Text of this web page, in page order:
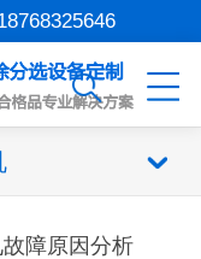
障原因分析